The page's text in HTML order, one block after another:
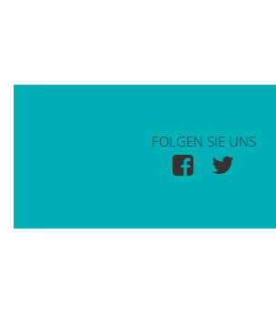
FOLGEN SIE UNS